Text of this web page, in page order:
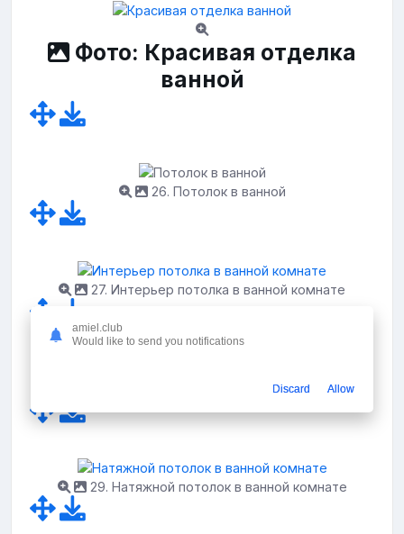
Фото: Красивая отделка
ванной
26. Потолок в ванной
27. Интерьер потолка в ванной комнате
28. Дизайнерский потолок в ванной
29. Натяжной потолок в ванной комнате
amiel.club
Would like to send you notifications
Discard Allow